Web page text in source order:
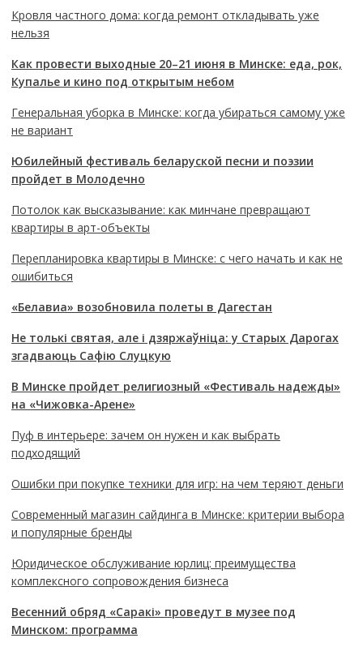
Кровля частного дома: когда ремонт откладывать уже
нельзя
Как провести выходные 20–21 июня в Минске: еда, рок,
Купалье и кино под открытым небом
Генеральная уборка в Минске: когда убираться самому уже
не вариант
Юбилейный фестиваль беларуской песни и поэзии
пройдет в Молодечно
Потолок как высказывание: как минчане превращают
квартиры в арт-объекты
Перепланировка квартиры в Минске: с чего начать и как не
ошибиться
«Белавиа» возобновила полеты в Дагестан
Не толькі святая, але і дзяржаўніца: у Старых Дарогах
згадваюць Сафію Слуцкую
В Минске пройдет религиозный «Фестиваль надежды»
на «Чижовка-Арене»
Пуф в интерьере: зачем он нужен и как выбрать
подходящий
Ошибки при покупке техники для игр: на чем теряют деньги
Современный магазин сайдинга в Минске: критерии выбора
и популярные бренды
Юридическое обслуживание юрлиц: преимущества
комплексного сопровождения бизнеса
Весенний обряд «Саракі» проведут в музее под
Минском: программа